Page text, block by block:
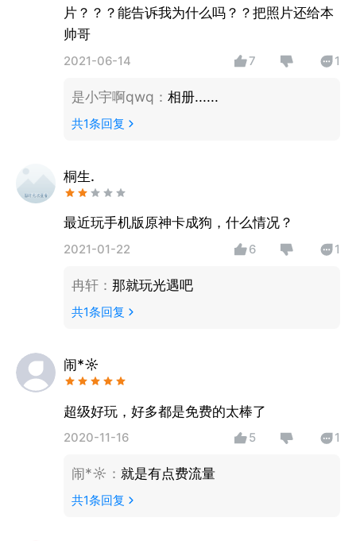
片？？？能告诉我为什么吗？？把照片还给本
帅哥
2021-06-14 7 1
是小宇啊qwq ： 相册......
共1条回复
桐生.
最近玩手机版原神卡成狗，什么情况？
2021-01-22 6 1
冉轩： 那就玩光遇吧
共1条回复
闹*☼
超级好玩，好多都是免费的太棒了
2020-11-16 5 1
闹*☼ ： 就是有点费流量
共1条回复